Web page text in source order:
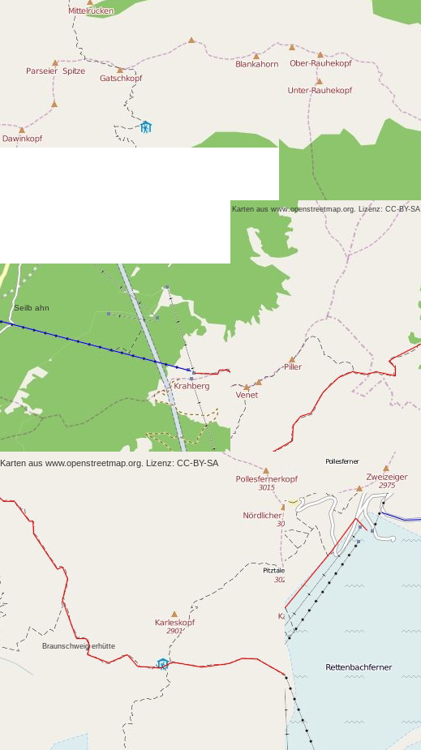
Seilb ahn
Braunschweig erhütte
Karten aus www.openstreetmap.org. Lizenz: CC-BY-SA
Karten aus www.openstreetmap.org. Lizenz: CC-BY-SA